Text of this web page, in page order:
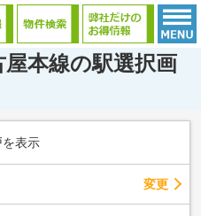
本線の駅選択画
を表示
変更